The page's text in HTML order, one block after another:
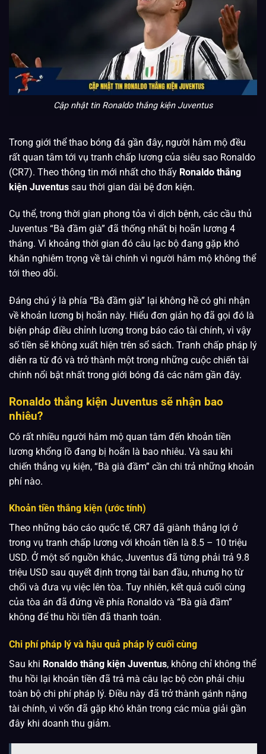
Cập nhật tin Ronaldo thắng kiện Juventus
Trong giới thể thao bóng đá gần đây, người hâm mộ đều
rất quan tâm tới vụ tranh chấp lương của siêu sao Ronaldo
(CR7). Theo thông tin mới nhất cho thấy Ronaldo thắng
kiện Juventus sau thời gian dài bệ đơn kiện.
Cụ thể, trong thời gian phong tỏa vì dịch bệnh, các cầu thủ
Juventus “Bà đầm già” đã thống nhất bị hoãn lương 4
tháng. Vì khoảng thời gian đó câu lạc bộ đang gặp khó
khăn nghiêm trọng về tài chính vì người hâm mộ không thể
tới theo dõi.
Đáng chú ý là phía “Bà đầm già” lại không hề có ghi nhận
về khoản lương bị hoãn này. Hiểu đơn giản họ đã gọi đó là
biện pháp điều chỉnh lương trong báo cáo tài chính, vì vậy
số tiền sẽ không xuất hiện trên sổ sách. Tranh chấp pháp lý
diễn ra từ đó và trở thành một trong những cuộc chiến tài
chính nổi bật nhất trong giới bóng đá các năm gần đây.
Ronaldo thắng kiện Juventus sẽ nhận bao
nhiêu?
Có rất nhiều người hâm mộ quan tâm đến khoản tiền
lương khổng lồ đang bị hoãn là bao nhiêu. Và sau khi
chiến thắng vụ kiện, “Bà già đầm” cần chi trả những khoản
phí nào.
Khoản tiền thắng kiện (ước tính)
Theo những báo cáo quốc tế, CR7 đã giành thắng lợi ở
trong vụ tranh chấp lương với khoản tiền là 8.5 – 10 triệu
USD. Ở một số nguồn khác, Juventus đã từng phải trả 9.8
triệu USD sau quyết định trọng tài ban đầu, nhưng họ từ
chối và đưa vụ việc lên tòa. Tuy nhiên, kết quả cuối cùng
của tòa án đã đứng về phía Ronaldo và “Bà già đầm”
không để thu hồi tiền đã thanh toán.
Chi phí pháp lý và hậu quả pháp lý cuối cùng
Sau khi Ronaldo thắng kiện Juventus, không chỉ không thể
thu hồi lại khoản tiền đã trả mà câu lạc bộ còn phải chịu
toàn bộ chi phí pháp lý. Điều này đã trở thành gánh nặng
tài chính, vì vốn đã gặp khó khăn trong các mùa giải gần
đây khi doanh thu giảm.